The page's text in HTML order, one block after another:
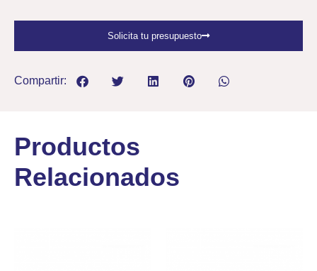
Solicita tu presupuesto
Compartir:
Productos
Relacionados